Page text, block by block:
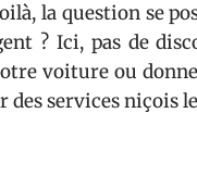
la question se
? Ici, pas de
voiture ou
services niçois